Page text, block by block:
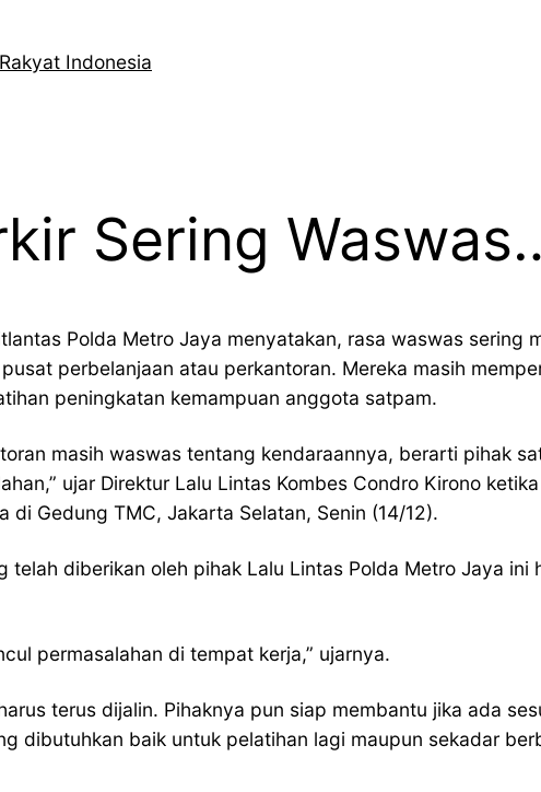
Indonesia
Sering
Polda Metro Jaya menyatakan, rasa waswas sering
perbelanjaan atau perkantoran. Mereka masih
peningkatan kemampuan anggota satpam.
masih waswas tentang kendaraannya, berarti pihak
ujar Direktur Lalu Lintas Kombes Condro Kirono
Gedung TMC, Jakarta Selatan, Senin (14/12).
telah diberikan oleh pihak Lalu Lintas Polda Metro Jaya
permasalahan di tempat kerja,” ujarnya.
terus dijalin. Pihaknya pun siap membantu jika ada
dibutuhkan baik untuk pelatihan lagi maupun sekadar